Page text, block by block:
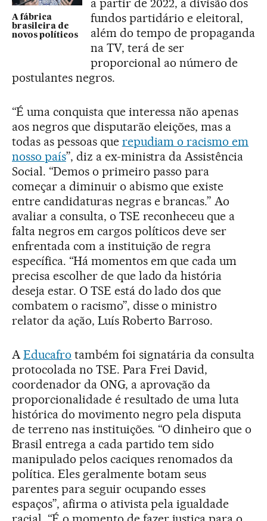
A fábrica
brasileira de
novos políticos
a partir de 2022, a divisão dos
fundos partidário e eleitoral,
além do tempo de propaganda
na TV, terá de ser
proporcional ao número de
postulantes negros.
“É uma conquista que interessa não apenas
aos negros que disputarão eleições, mas a
todas as pessoas que repudiam o racismo em
nosso país”, diz a ex-ministra da Assistência
Social. “Demos o primeiro passo para
começar a diminuir o abismo que existe
entre candidaturas negras e brancas.” Ao
avaliar a consulta, o TSE reconheceu que a
falta negros em cargos políticos deve ser
enfrentada com a instituição de regra
específica. “Há momentos em que cada um
precisa escolher de que lado da história
deseja estar. O TSE está do lado dos que
combatem o racismo”, disse o ministro
relator da ação, Luís Roberto Barroso.
AEducafro também foi signatária da consulta
protocolada no TSE. Para Frei David,
coordenador da ONG, a aprovação da
proporcionalidade é resultado de uma luta
histórica do movimento negro pela disputa
de terreno nas instituições. “O dinheiro que o
Brasil entrega a cada partido tem sido
manipulado pelos caciques renomados da
política. Eles geralmente botam seus
parentes para seguir ocupando esses
espaços”, afirma o ativista pela igualdade